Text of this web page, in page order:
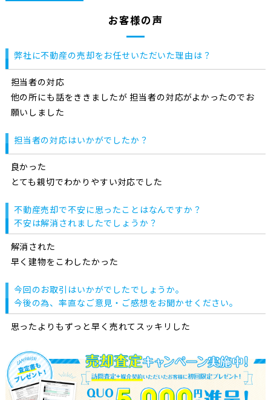
お客様の声
弊社に不動産の売却をお任せいただいた理由は？
担当者の対応
他の所にも話をききましたが 担当者の対応がよかったのでお
願いしました
担当者の対応はいかがでしたか？
良かった
とても親切でわかりやすい対応でした
不動産売却で不安に思ったことはなんですか？
不安は解消されましたでしょうか？
解消された
早く建物をこわしたかった
今回のお取引はいかがでしたでしょうか。
今後の為、率直なご意見・ご感想をお聞かせください。
思ったよりもずっと早く売れてスッキリした